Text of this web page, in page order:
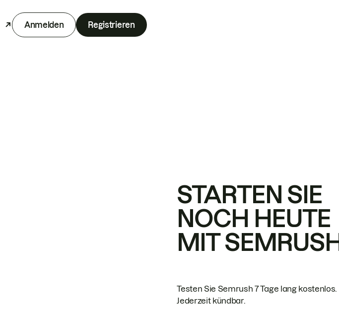
Anmelden Registrieren
STARTEN SIE
NOCH HEUTE
MIT
Testen Sie Semrush 7 Tage lang kostenlos.
Jederzeit kündbar.